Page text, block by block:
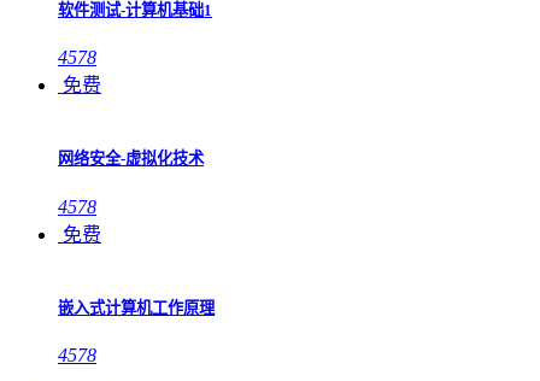
软件测试-计算机基础1
4578
免费
网络安全-虚拟化技术
4578
免费
嵌入式计算机工作原理
4578